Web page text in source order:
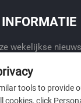
INFORMATIE
wekelijkse
tools to provide
cookies, click